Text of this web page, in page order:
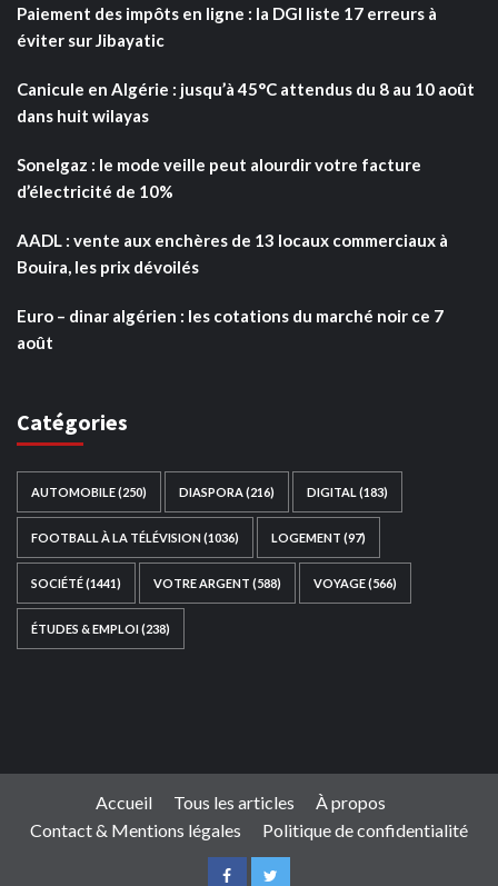
Paiement des impôts en ligne : la DGI liste 17 erreurs à
éviter sur Jibayatic
Canicule en Algérie : jusqu’à 45°C attendus du 8 au 10 août
dans huit wilayas
Sonelgaz : le mode veille peut alourdir votre facture
d’électricité de 10%
AADL : vente aux enchères de 13 locaux commerciaux à
Bouira, les prix dévoilés
Euro – dinar algérien : les cotations du marché noir ce 7
août
Catégories
AUTOMOBILE(250) DIASPORA (216) DIGITAL (183)
FOOTBALL À LA TÉLÉVISION(1036) LOGEMENT (97)
SOCIÉTÉ(1441) VOTRE ARGENT (588) VOYAGE(566)
ÉTUDES & EMPLOI(238)
Accueil Tous les articles
À propos
Contact & Mentions légales
Politique de confidentialité